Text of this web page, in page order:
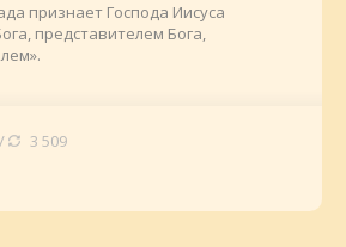
признает Господа Иисуса
представителем Бога,
3 509